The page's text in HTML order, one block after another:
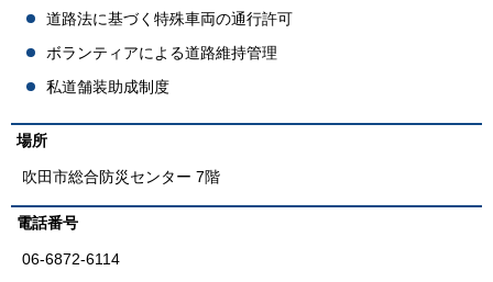
道路法に基づく特殊車両の通行許可
ボランティアによる道路維持管理
私道舗装助成制度
場所
吹田市総合防災センター 7階
電話番号
06-6872-6114